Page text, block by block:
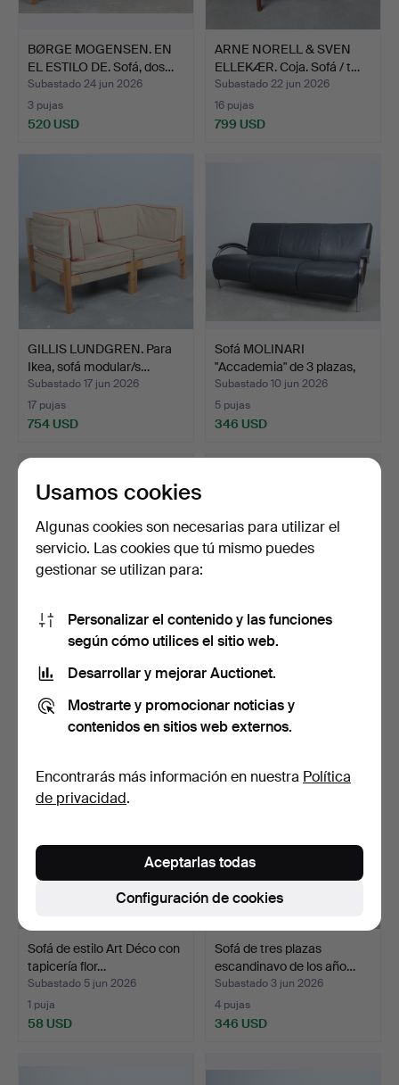
BØRGE MOGENSEN. EN
EL ESTILO DE. Sofá, dos…
Subastado 24 jun 2026
3 pujas
520 USD
ARNE NORELL & SVEN
ELLEKÆR. Coja. Sofá / t…
Subastado 22 jun 2026
16 pujas
799 USD
GILLIS LUNDGREN. Para
Ikea, sofá modular/s…
Subastado 17 jun 2026
17 pujas
754 USD
Sofá MOLINARI
"Accademia" de 3 plazas,
cue…
Subastado 10 jun 2026
5 pujas
346 USD
Sofá de tres plazas de los
años 70 en form…
Subastado 9 jun 2026
4 pujas
463 USD
Sofá de 2 plazas Space Age
con función cam…
1 puja
116 USD
Sofá de estilo Art Déco con
tapicería flor…
Subastado 5 jun 2026
1 puja
58 USD
Sofá de tres plazas
escandinavo de los año…
Subastado 3 jun 2026
4 pujas
346 USD
Usamos cookies
Algunas cookies son necesarias para utilizar el
servicio. Las cookies que tú mismo puedes
gestionar se utilizan para:
Personalizar el contenido y las funciones
según cómo utilices el sitio web.
Desarrollar y mejorar Auctionet.
Mostrarte y promocionar noticias y
contenidos en sitios web externos.
Encontrarás más información en nuestra Política
de privacidad.
Configuración de cookies
Aceptarlas todas